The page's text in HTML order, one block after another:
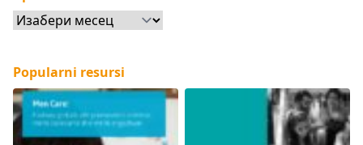
Архиве
Popularni resursi